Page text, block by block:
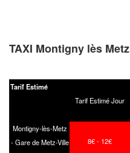
TAXI Montigny lès Metz
Tarif Estimé
Tarif Estimé Jour
Montigny-lès-Metz
- Gare de Metz-Ville
8€ - 12€